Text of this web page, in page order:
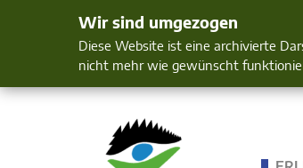
Wir sind umgezogen
Diese Website ist eine archivierte
nicht mehr wie gewünscht